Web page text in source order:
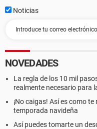
Noticias
NOVEDADES
La regla de los 10 mil
realmente necesario para
¡No caigas! Así es como
temporada navideña
Así puedes tomarte un